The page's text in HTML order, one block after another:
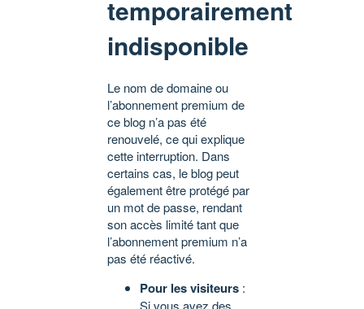
temporairement
indisponible
Le nom de domaine ou
l’abonnement premium de
ce blog n’a pas été
renouvelé, ce qui explique
cette interruption. Dans
certains cas, le blog peut
également être protégé par
un mot de passe, rendant
son accès limité tant que
l’abonnement premium n’a
pas été réactivé.
Pour les visiteurs :
Si vous avez des